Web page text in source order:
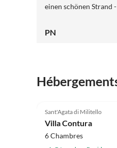
einen schönen Strand
dahin "Lovely Bar" -
Ratschläge, was man
PN
Sant'Agata di Militello
Villa Contura
6 Chambres